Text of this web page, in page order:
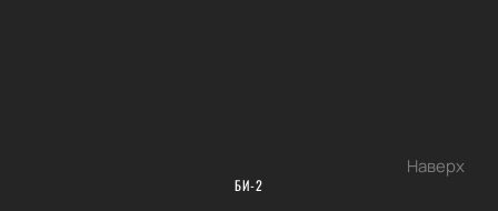
Наверх
БИ-2